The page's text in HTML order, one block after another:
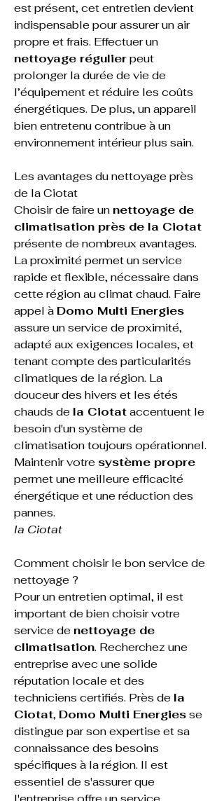
est présent, cet entretien devient
indispensable pour assurer un air
propre et frais. Effectuer un
nettoyage régulier peut
prolonger la durée de vie de
l’équipement et réduire les coûts
énergétiques. De plus, un appareil
bien entretenu contribue à un
environnement intérieur plus sain.
Les avantages du nettoyage près
de la Ciotat
Choisir de faire un nettoyage de
climatisation près de la Ciotat
présente de nombreux avantages.
La proximité permet un service
rapide et flexible, nécessaire dans
cette région au climat chaud. Faire
appel à Domo Multi Energies
assure un service de proximité,
adapté aux exigences locales, et
tenant compte des particularités
climatiques de la région. La
douceur des hivers et les étés
chauds de la Ciotat accentuent le
besoin d'un système de
climatisation toujours opérationnel.
Maintenir votre système propre
permet une meilleure efficacité
énergétique et une réduction des
pannes.
la Ciotat
Comment choisir le bon service de
nettoyage ?
Pour un entretien optimal, il est
important de bien choisir votre
service de nettoyage de
climatisation. Recherchez une
entreprise avec une solide
réputation locale et des
techniciens certifiés. Près de la
Ciotat, Domo Multi Energies se
distingue par son expertise et sa
connaissance des besoins
spécifiques à la région. Il est
essentiel de s'assurer que